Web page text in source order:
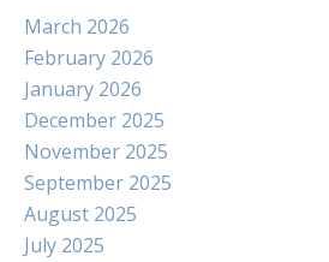
March 2026
February 2026
January 2026
December 2025
November 2025
September 2025
August 2025
July 2025